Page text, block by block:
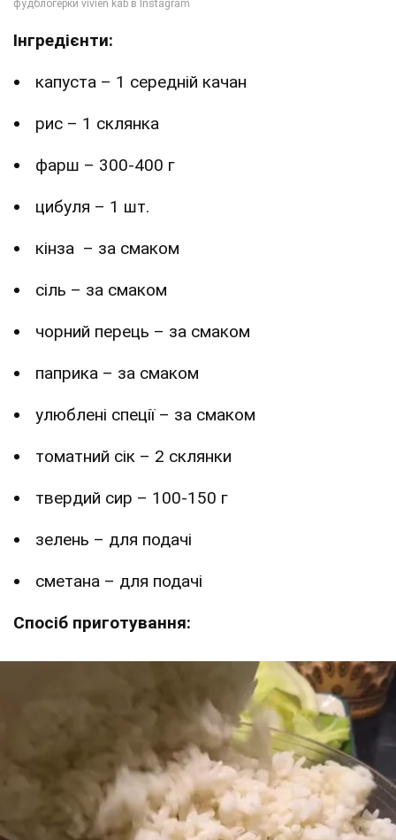
Інгредієнти:
капуста – 1 середній качан
рис – 1 склянка
фарш – 300-400 г
цибуля – 1 шт.
кінза – за смаком
сіль – за смаком
чорний перець – за смаком
паприка – за смаком
улюблені спеції – за смаком
томатний сік – 2 склянки
твердий сир – 100-150 г
зелень – для подачі
сметана – для подачі
Спосіб приготування: